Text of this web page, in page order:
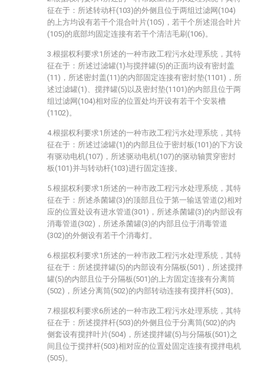
征在于：所述转动杆(103)的外侧且位于两组过滤网(104)
的上方均设有若干个混合叶片(105)，若干个所述混合叶片
(105)的底部均固定连接有若干个清洁毛刷(106)。
3.根据权利要求1所述的一种市政工程污水处理系统，其特
征在于：所述过滤罐(1)与搅拌罐(5)的正面均设有密封盖
(11)，所述密封盖(11)的内部固定连接有密封垫(1101)，所
述过滤罐(1)、搅拌罐(5)以及密封垫(1101)的内部且位于两
组过滤网(104)相对应的位置处均开设有若干个安装槽
(1102)。
4.根据权利要求1所述的一种市政工程污水处理系统，其特
征在于：所述过滤罐(1)的内部且位于密封板(101)的下方设
有驱动电机(107)，所述驱动电机(107)的驱动轴贯穿密封
板(101)并与转动杆(103)进行固定连接。
5.根据权利要求1所述的一种市政工程污水处理系统，其特
征在于：所述杀菌罐(3)的顶部且位于第一输送管道(2)相对
应的位置处设有进水管道(301)，所述杀菌罐(3)的内部设有
消毒管道(302)，所述杀菌罐(3)的内部且位于消毒管道
(302)的外侧设有若干个消毒灯。
6.根据权利要求1所述的一种市政工程污水处理系统，其特
征在于：所述搅拌罐(5)的内部设有分隔板(501)，所述搅拌
罐(5)的内部且位于分隔板(501)的上方固定连接有分离筒
(502)，所述分离筒(502)的内部转动连接有搅拌杆(503)。
7.根据权利要求6所述的一种市政工程污水处理系统，其特
征在于：所述搅拌杆(503)的外侧且位于分离筒(502)的内
侧套设有搅拌叶片(504)，所述搅拌罐(5)与分隔板(501)之
间且位于搅拌杆(503)相对应的位置处固定连接有搅拌电机
(505)。